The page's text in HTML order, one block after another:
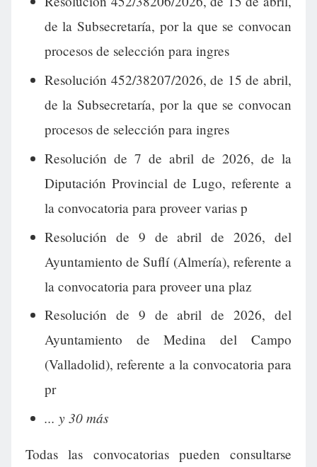
de la Subsecretaría, por la que se convocan
procesos de selección para ingres
Resolución 452/38207/2026, de 15 de abril,
de la Subsecretaría, por la que se convocan
procesos de selección para ingres
Resolución de 7 de abril de 2026, de la
Diputación Provincial de Lugo, referente a
la convocatoria para proveer varias p
Resolución de 9 de abril de 2026, del
Ayuntamiento de Suflí (Almería), referente a
la convocatoria para proveer una plaz
Resolución de 9 de abril de 2026, del
Ayuntamiento de Medina del Campo
(Valladolid), referente a la convocatoria para
pr
... y 30 más
Todas las convocatorias pueden consultarse